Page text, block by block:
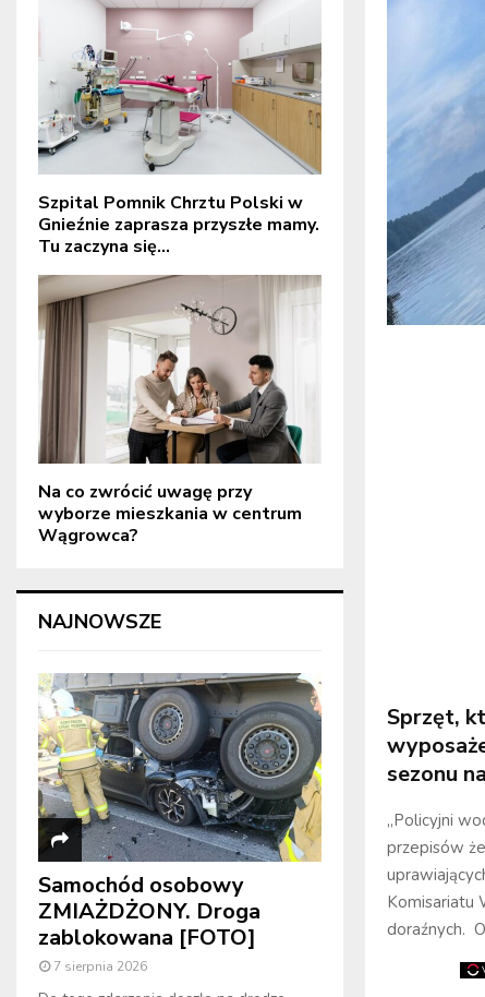
Sprzęt,
sezonu
„Policyjni
przepisów
Komisariatu
doraźnych.
Szpital Pomnik Chrztu Polski w
Gnieźnie zaprasza przyszłe mamy.
Tu zaczyna się...
Na co zwrócić uwagę przy
wyborze mieszkania w centrum
Wągrowca?
NAJNOWSZE
Samochód osobowy
ZMIAŻDŻONY. Droga
zablokowana [FOTO]
7 sierpnia 2026